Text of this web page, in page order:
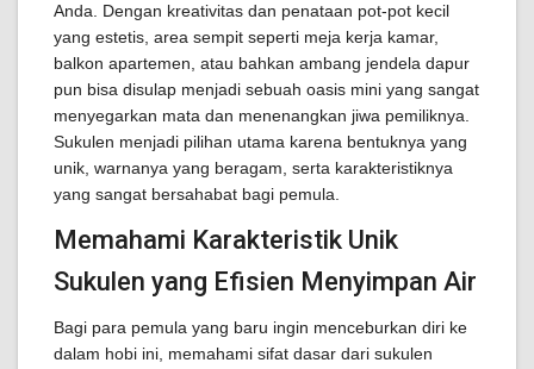
Anda. Dengan kreativitas dan penataan pot-pot kecil
yang estetis, area sempit seperti meja kerja kamar,
balkon apartemen, atau bahkan ambang jendela dapur
pun bisa disulap menjadi sebuah oasis mini yang sangat
menyegarkan mata dan menenangkan jiwa pemiliknya.
Sukulen menjadi pilihan utama karena bentuknya yang
unik, warnanya yang beragam, serta karakteristiknya
yang sangat bersahabat bagi pemula.
Memahami Karakteristik Unik
Sukulen yang Efisien Menyimpan Air
Bagi para pemula yang baru ingin menceburkan diri ke
dalam hobi ini, memahami sifat dasar dari sukulen